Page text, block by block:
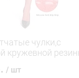
чулки,c
кружевной
/ шт